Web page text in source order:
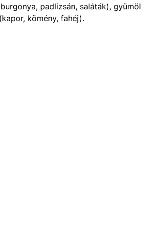
padlizsán, saláták),
kömény, fahéj).